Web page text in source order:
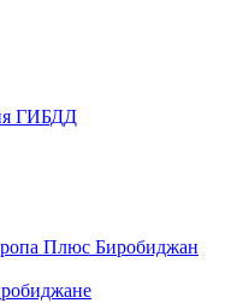
ГИБДД
Плюс Биробиджан